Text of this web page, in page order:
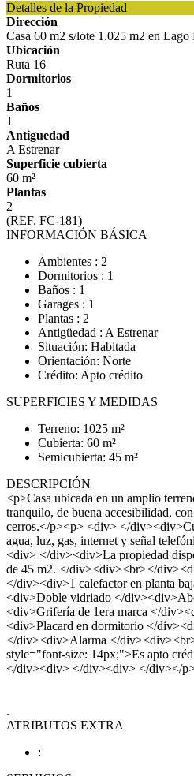
Detalles de la Propiedad
Dirección
Casa 60 m2 s/lote 1.025 m2 en
Ubicación
Ruta 16
Dormitorios
1
Baños
1
Antiguedad
A Estrenar
Superficie cubierta
60 m²
Plantas
2
(REF. FC-181)
INFORMACIÓN BÁSICA
Ambientes : 2
Dormitorios : 1
Baños : 1
Garages : 1
Plantas : 2
Antigüedad : A Estrenar
Situación: Habitada
Orientación: Norte
Crédito: Apto crédito
SUPERFICIES Y MEDIDAS
Terreno: 1025 m²
Cubierta: 60 m²
Semicubierta: 45 m²
DESCRIPCIÓN
<p>Casa ubicada en un amplio
tranquilo, de buena accesibilidad,
cerros.</p><p> <div> </
agua, luz, gas, internet y señal
<div> </div><div>La propiedad
de 45 m2. </div><div><br></
</div><div>1 calefactor en planta
<div>Doble vidriado </
<div>Grifería de 1era marca </
<div>Placard en dormitorio </
</div><div>Alarma </
style="font-size: 14px;">Es apto
</div><div> </div><div> </div></
.
ATRIBUTOS EXTRA
: